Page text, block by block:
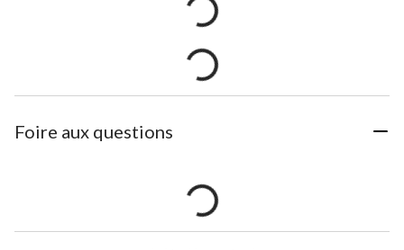
Foire aux questions